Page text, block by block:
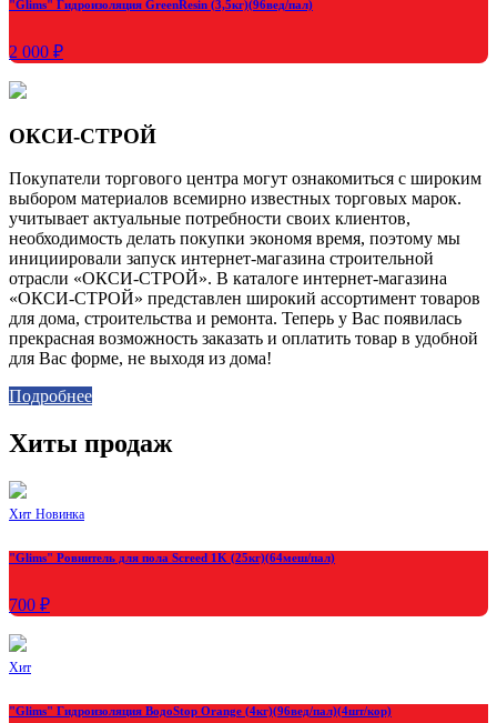
"Glims" Гидроизоляция GreenResin (3,5кг)(96вед/пал)
2 000 ₽
ОКСИ-СТРОЙ
Покупатели торгового центра могут ознакомиться с широким
выбором материалов всемирно известных торговых марок.
учитывает актуальные потребности своих клиентов,
необходимость делать покупки экономя время, поэтому мы
инициировали запуск интернет-магазина строительной
отрасли «ОКСИ-СТРОЙ». В каталоге интернет-магазина
«ОКСИ-СТРОЙ» представлен широкий ассортимент товаров
для дома, строительства и ремонта. Теперь у Вас появилась
прекрасная возможность заказать и оплатить товар в удобной
для Вас форме, не выходя из дома!
Подробнее
Хиты продаж
Хит Новинка
"Glims" Ровнитель для пола Screed 1K (25кг)(64меш/пал)
700 ₽
Хит
"Glims" Гидроизоляция ВодоStop Orange (4кг)(96вед/пал)(4шт/кор)